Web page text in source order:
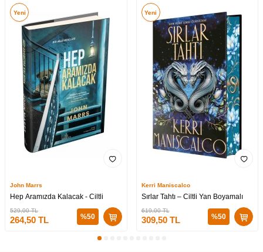
Yeni
John Marrs
Hep Aramızda Kalacak - Ciltli
529,00TL
264,50 TL %50
Yeni
Kerri Maniscalco
Sırlar Tahtı – Ciltli Yan Boyamalı
619,00TL
309,50TL %50